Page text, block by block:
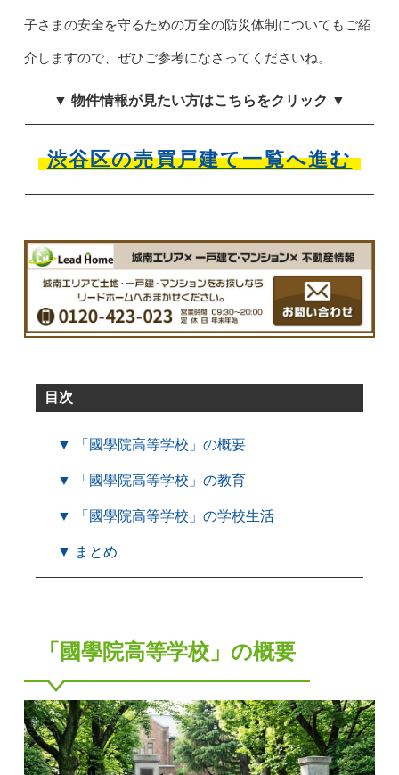
子さまの安全を守るための万全の防災体制についてもご紹
介しますので、ぜひご参考になさってくださいね。
▼ 物件情報が見たい方はこちらをクリック ▼
渋谷区の売買戸建て一覧へ進む
目次
▼ 「國學院高等学校」の概要
▼ 「國學院高等学校」の教育
▼ 「國學院高等学校」の学校生活
▼ まとめ
「國學院高等学校」の概要